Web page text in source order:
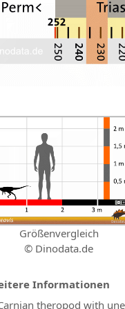
Größenvergleich
© Dinodata.de
Informationen
theropod with